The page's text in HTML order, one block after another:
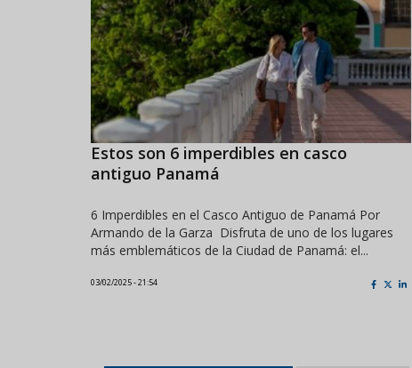
Estos son 6 imperdibles en casco
antiguo Panamá
6 Imperdibles en el Casco Antiguo de Panamá Por
Armando de la Garza Disfruta de uno de los lugares
más emblemáticos de la Ciudad de Panamá: el...
03/02/2025 - 21:54